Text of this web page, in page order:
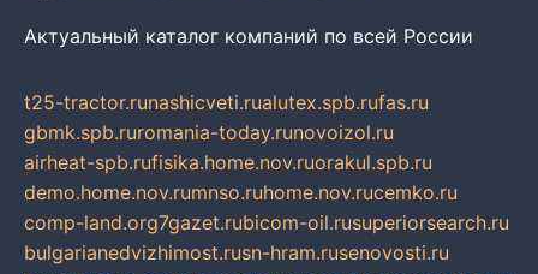
Актуальный каталог компаний по всей России
t25-tractor.runashicveti.rualutex.spb.rufas.ru
gbmk.spb.ruromania-today.runovoizol.ru
airheat-spb.rufisika.home.nov.ruorakul.spb.ru
demo.home.nov.rumnso.ruhome.nov.rucemko.ru
comp-land.org7gazet.rubicom-oil.rusuperiorsearch.ru
bulgarianedvizhimost.rusn-hram.rusenovosti.ru